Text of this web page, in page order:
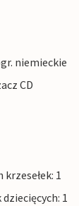
niemieckie
CD
1
dziecięcych: 1